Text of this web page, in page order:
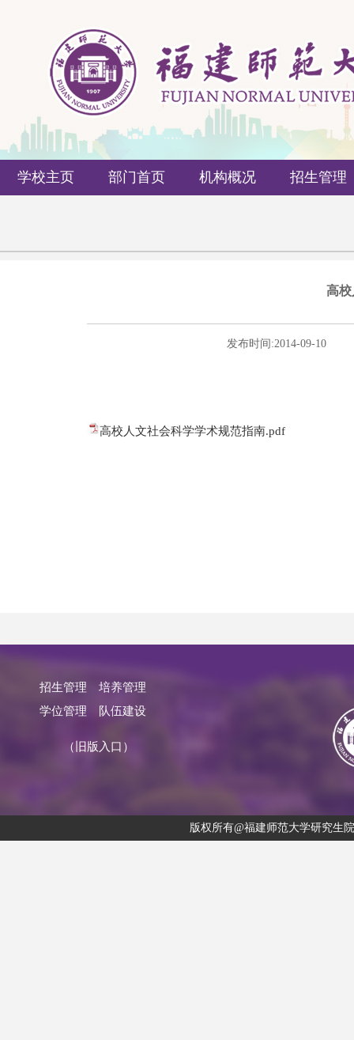
学校主页 部门首页 机构概况 招生管理
高
发布时间:2014-09-10
高校人文社会科学学术规范指南.pdf
招生管理
培养管理
学位管理
队伍建设
（旧版入口）
版权所有@福建师范大学研究